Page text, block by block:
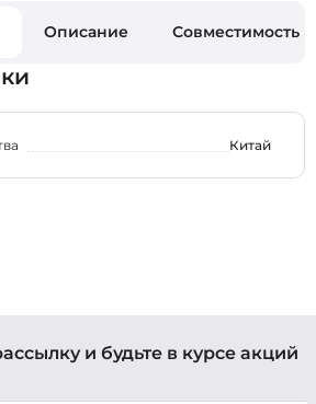
Описание Совместимость
Китай
и будьте в курсе акций